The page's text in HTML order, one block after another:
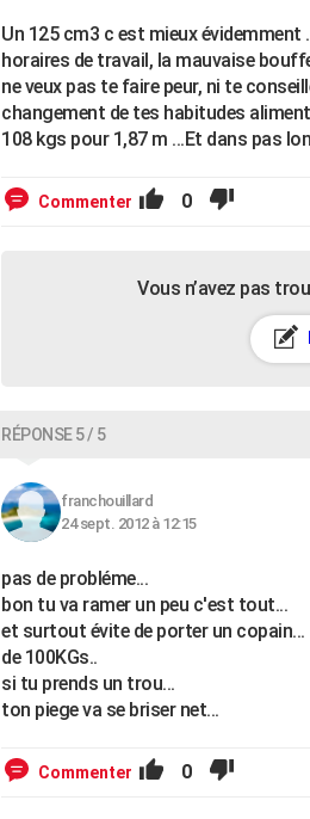
Un 125 cm3 c est mieux
horaires de travail, la mauvaise
ne veux pas te faire peur, ni te
changement de tes habitudes
108 kgs pour 1,87 m ...Et dans pas
Commenter 0
Vous n’avez pas
RÉPONSE 5 / 5
franchouillard
24 sept. 2012 à 12:15
pas de probléme...
bon tu va ramer un peu c'est tout...
et surtout évite de porter un copain...
de 100KGs..
si tu prends un trou...
ton piege va se briser net...
Commenter 0